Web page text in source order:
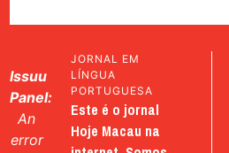
Issuu
Panel:
An
error
JORNAL EM
LÍNGUA
PORTUGUESA
Este é o jornal
Hoje Macau na